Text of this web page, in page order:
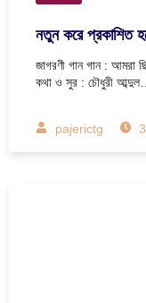
নতুন করে প্রকাশিত
জাগরণী গান গান : আমরা
কথা ও সুর : চৌধুরী আব্দুল…
pajerictg